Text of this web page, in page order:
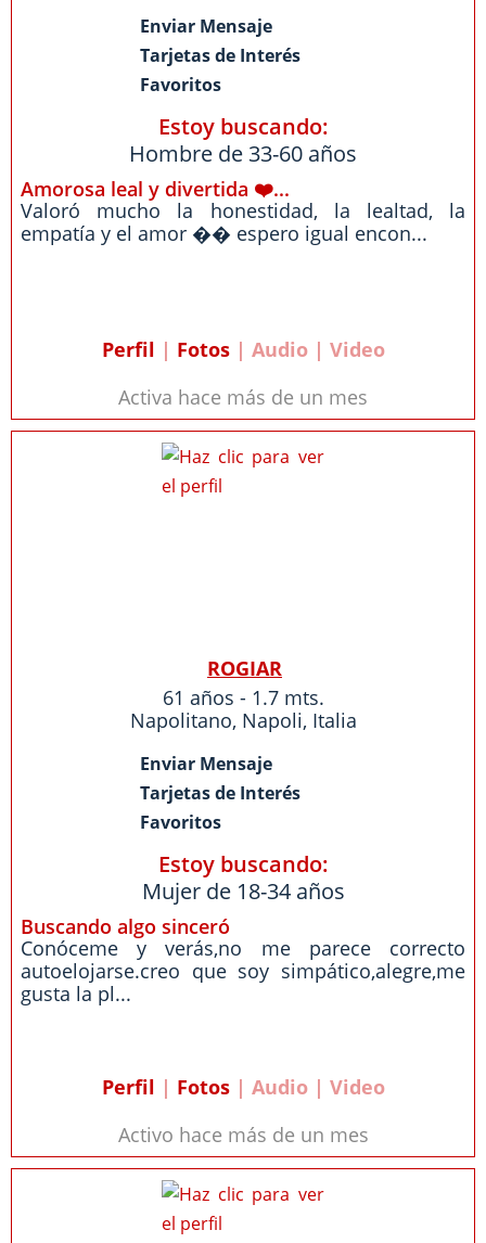
Enviar Mensaje
Tarjetas de Interés
Favoritos
Estoy buscando:
Hombre de 33-60 años
Amorosa leal y divertida ❤️...
Valoró mucho la honestidad, la lealtad, la
empatía y el amor �� espero igual encon...
Perfil | Fotos| Audio | Video
Activa hace más de un mes
ROGIAR
61 años - 1.7 mts.
Napolitano, Napoli, Italia
Enviar Mensaje
Tarjetas de Interés
Favoritos
Estoy buscando:
Mujer de 18-34 años
Buscando algo sinceró
Conóceme y verás,no me parece correcto
autoelojarse.creo que soy simpático,alegre,me
gusta la pl...
Perfil | Fotos| Audio | Video
Activo hace más de un mes